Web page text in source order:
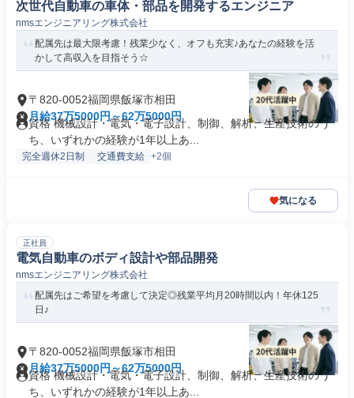
次世代自動車の車体・部品を開発するエンジニア
nmsエンジニアリング株式会社
配属先は最大限考慮！残業少なく、オフも充実♪あなたの経験を活
かして高収入を目指そう☆
〒820-0052福岡県飯塚市相田
月給37万5000円～62万5000円
資格 機械設計・電気・電子設計、制御、解析、生産技術のう
ち、いずれかの経験が1年以上あ...
完全週休2日制 交通費支給 +2個
気になる
正社員
電気自動車のボディ設計や部品開発
nmsエンジニアリング株式会社
配属先はご希望を考慮して決定◎残業平均月20時間以内！年休125
日♪
〒820-0052福岡県飯塚市相田
月給37万5000円～62万5000円
資格 機械設計・電気・電子設計、制御、解析、生産技術のう
ち、いずれかの経験が1年以上あ...